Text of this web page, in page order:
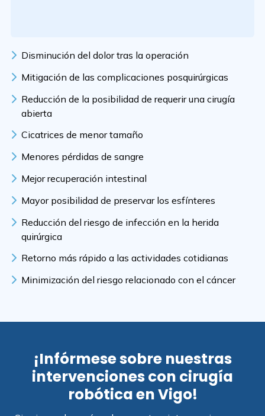
Disminución del dolor tras la operación
Mitigación de las complicaciones posquirúrgicas
Reducción de la posibilidad de requerir una cirugía
abierta
Cicatrices de menor tamaño
Menores pérdidas de sangre
Mejor recuperación intestinal
Mayor posibilidad de preservar los esfínteres
Reducción del riesgo de infección en la herida
quirúrgica
Retorno más rápido a las actividades cotidianas
Minimización del riesgo relacionado con el cáncer
¡Infórmese sobre nuestras
intervenciones con cirugía
robótica en Vigo!